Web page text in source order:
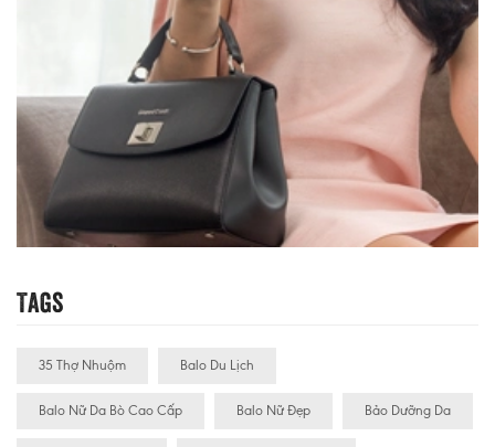
Tags
35 Thợ Nhuộm Balo Du Lịch
Balo Nữ Da Bò Cao Cấp Balo Nữ Đẹp Bảo Dưỡng Da